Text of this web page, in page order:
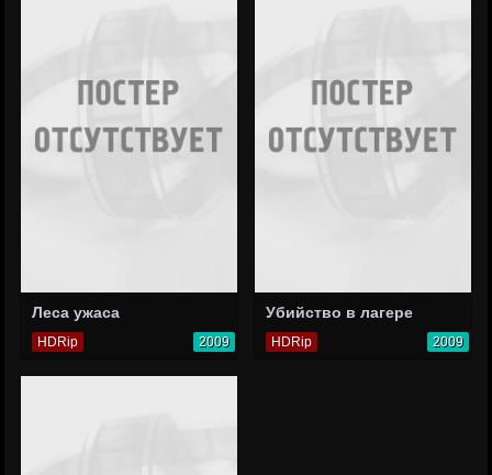
Леса ужаса
HDRip 2009
Убийство в лагере
HDRip 2009